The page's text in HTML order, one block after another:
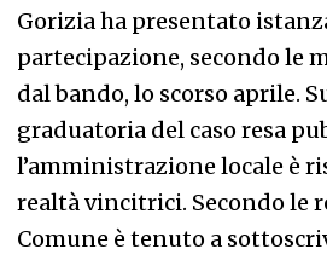
Gorizia ha presentato
partecipazione, secondo le
dal bando, lo scorso aprile.
graduatoria del caso resa
l’amministrazione locale è
realtà vincitrici. Secondo le
Comune è tenuto a